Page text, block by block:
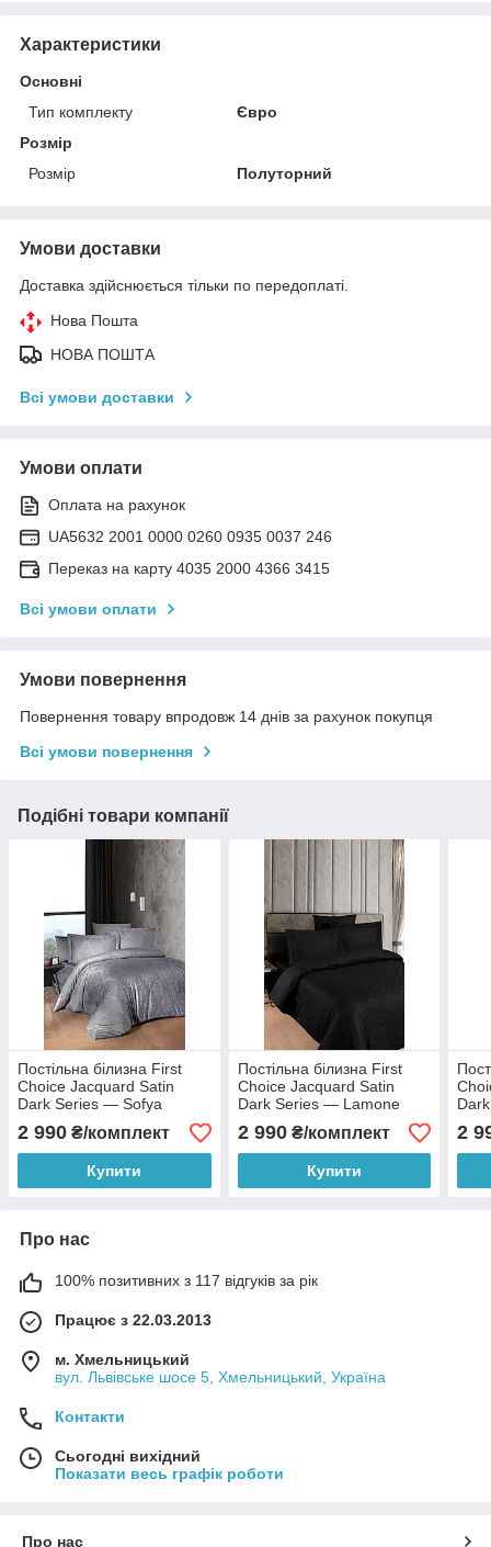
Характеристики
Основні
Тип комплекту
Євро
Розмір
Розмір
Полуторний
Умови доставки
Доставка здійснюється тільки по передоплаті.
Нова Пошта
НОВА ПОШТА
Всі умови доставки
Умови оплати
Оплата на рахунок
UA5632 2001 0000 0260 0935 0037 246
Переказ на карту 4035 2000 4366 3415
Всі умови оплати
Умови повернення
Повернення товару впродовж 14 днів за рахунок покупця
Всі умови повернення
Подібні товари компанії
Постільна білизна First
Choice Jacquard Satin
Dark Series — Sofya
Quicksilver
2 990 ₴/комплект
Купити
Постільна білизна First
Choice Jacquard Satin
Dark Series — Lamone
Black
2 990₴/комплект
Купити
Red
2
Про нас
100% позитивних з 117 відгуків за рік
Працює з 22.03.2013
м. Хмельницький
вул. Львівське шосе 5, Хмельницький, Україна
Контакти
Сьогодні вихідний
Показати весь графік роботи
Про нас